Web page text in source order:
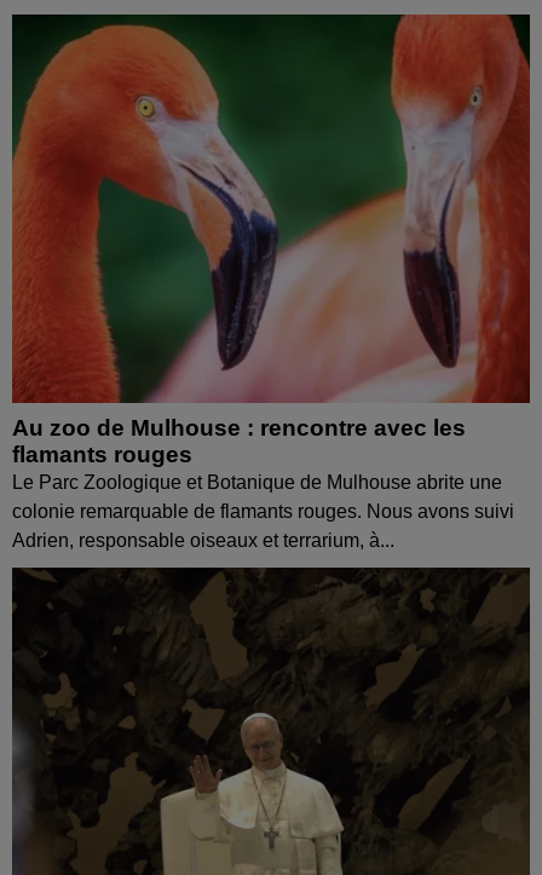
Au zoo de Mulhouse : rencontre avec les
flamants rouges
Le Parc Zoologique et Botanique de Mulhouse abrite une
colonie remarquable de flamants rouges. Nous avons suivi
Adrien, responsable oiseaux et terrarium, à...